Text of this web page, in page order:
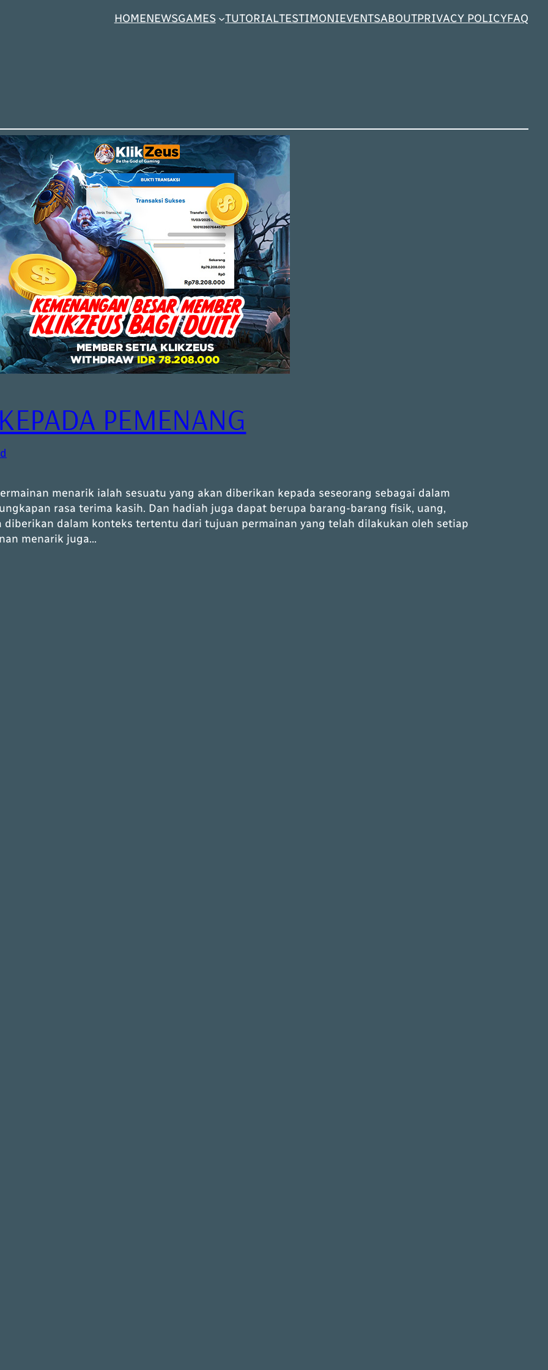
HOMENEWSGAMES TUTORIALTESTIMONIEVENTSABOUTPRIVACY POLICYFAQ
PEMENANG
menarik ialah sesuatu yang akan diberikan kepada seseorang sebagai dalam
rasa terima kasih. Dan hadiah juga dapat berupa barang-barang fisik, uang,
diberikan dalam konteks tertentu dari tujuan permainan yang telah dilakukan oleh setiap
menarik juga…